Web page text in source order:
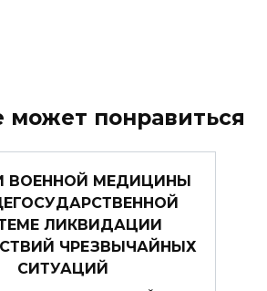
может понравиться
ВОЕННОЙ МЕДИЦИНЫ
ЛИКВИДАЦИИ
ЧРЕЗВЫЧАЙНЫХ
СИТУАЦИЙ